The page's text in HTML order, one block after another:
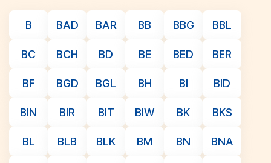
B BAD BAR BB BBG BBL
BC BCH BD BE BED BER
BF BGD BGL BH BI BID
BIN BIR BIT BIW BK BKS
BL BLB BLK BM BN BNA